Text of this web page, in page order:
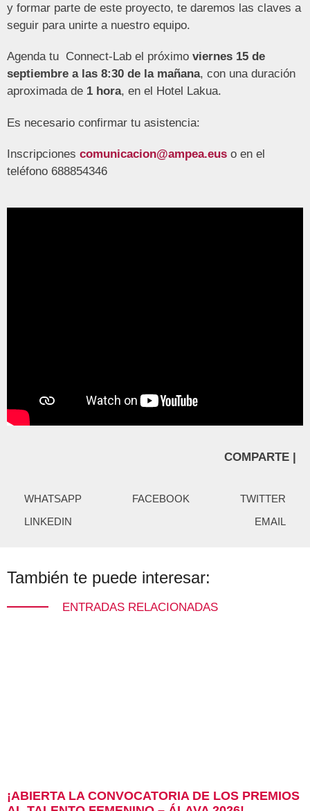
y formar parte de este proyecto, te daremos las claves a
seguir para unirte a nuestro equipo.
Agenda tu Connect-Lab el próximo viernes 15 de
septiembre a las 8:30 de la mañana, con una duración
aproximada de 1 hora, en el Hotel Lakua.
Es necesario confirmar tu asistencia:
Inscripciones comunicacion@ampea.eus o en el
teléfono 688854346
COMPARTE |
WHATSAPP FACEBOOK
TWITTER
LINKEDIN
EMAIL
También te puede interesar:
ENTRADAS RELACIONADAS
¡ABIERTA LA CONVOCATORIA DE LOS PREMIOS